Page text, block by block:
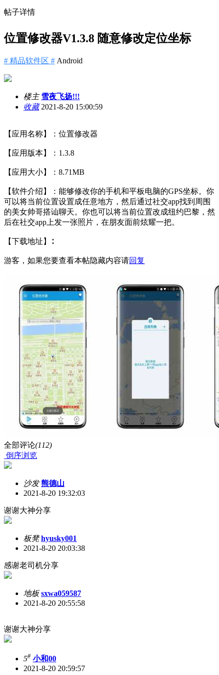
帖子详情
位置修改器V1.3.8 随意修改定位坐标
# 精品软件区 # Android
楼主 雪夜飞扬!!!
收藏2021-8-20 15:00:59
【应用名称】：位置修改器
【应用版本】：1.3.8
【应用大小】：8.71MB
【软件介绍】：能够修改你的手机和平板电脑的GPS坐标。你
可以将当前位置设置成任意地方，然后通过社交app找到周围
的美女帅哥搭讪聊天。你也可以将当前位置改成纽约巴黎，然
后在社交app上发一张照片，在朋友面前炫耀一把。
【下载地址】∶
游客，如果您要查看本帖隐藏内容请回复
全部评论(112)
倒序浏览
沙发 熊德山
2021-8-20 19:32:03
谢谢大神分享
板凳 hyusky001
2021-8-20 20:03:38
感谢老司机分享
地板 sxwa059587
2021-8-20 20:55:58
谢谢大神分享
5# 小和00
2021-8-20 20:59:57